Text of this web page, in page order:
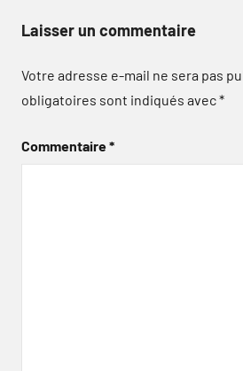
Laisser un commentaire
Votre adresse e-mail ne sera pas
obligatoires sont indiqués avec*
Commentaire*